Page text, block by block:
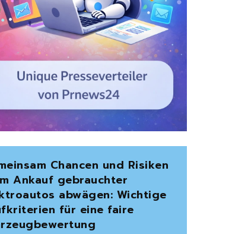
Chancen und Risiken
Ankauf gebrauchter
abwägen: Wichtige
für eine faire